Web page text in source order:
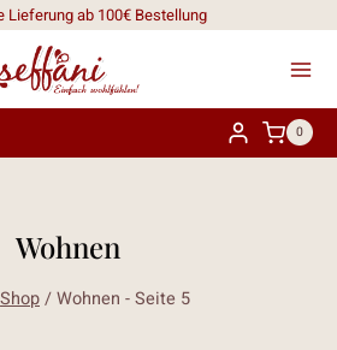
Lieferung ab 100€ Bestellung
0
Wohnen
Shop/Wohnen - Seite 5